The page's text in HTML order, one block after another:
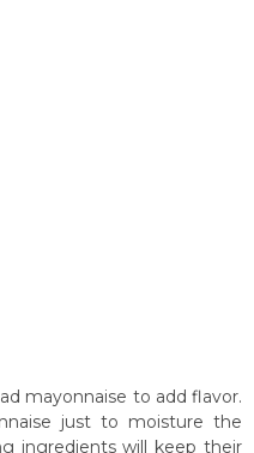
mayonnaise to add flavor.
just to moisture the
ingredients will keep their